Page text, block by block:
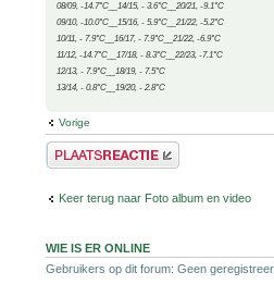
08/09, -14.7°C__14/15, - 3.6°C__20/21, -9.1°C
09/10, -10.0°C__15/16, - 5.9°C__21/22, -5.2°C
10/11, - 7.9°C__16/17, - 7.9°C__21/22, -6.9°C
11/12, -14.7°C__17/18, - 8.3°C__22/23, -7.1°C
12/13, - 7.9°C__18/19, - 7.5°C
13/14, - 0.8°C__19/20, - 2.8°C
Vorige
Plaats een reactie
Keer terug naar Foto album en video
WIE IS ER ONLINE
Gebruikers op dit forum: Geen